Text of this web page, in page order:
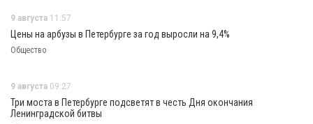
9 августа 11:57
Цены на арбузы в Петербурге за год выросли на 9,4%
Общество
9 августа 09:27
Три моста в Петербурге подсветят в честь Дня окончания
Ленинградской битвы